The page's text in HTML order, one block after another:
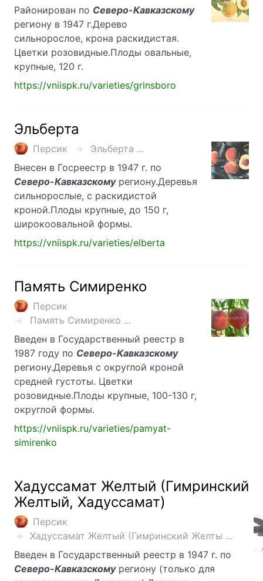
Районирован по Северо-Кавказскому
региону в 1947 г.Дерево
сильнорослое, крона раскидистая.
Цветки розовидные.Плоды овальные,
крупные, 120 г.
https://vniispk.ru/varieties/grinsboro
Эльберта
Персик
Эльберта ...
Внесен в Госреестр в 1947 г. по
Северо-Кавказскомурегиону.Деревья
сильнорослые, с раскидистой
кроной.Плоды крупные, до 150 г,
широкоовальной формы.
https://vniispk.ru/varieties/elberta
Память Симиренко
Персик
Память Симиренко ...
Введен в Государственный реестр в
1987 году по Северо-Кавказскому
региону.Деревья с округлой кроной
средней густоты. Цветки
розовидные.Плоды крупные, 100-130 г,
округлой формы.
https://vniispk.ru/varieties/pamyat-
simirenko
Хадуссамат Желтый (Гимринский
Желтый, Хадуссамат)
Персик
Хадуссамат Желтый (Гимринский Желты ...
Введен в Государственный реестр в 1947 г. по
Северо-Кавказскомурегиону (только для